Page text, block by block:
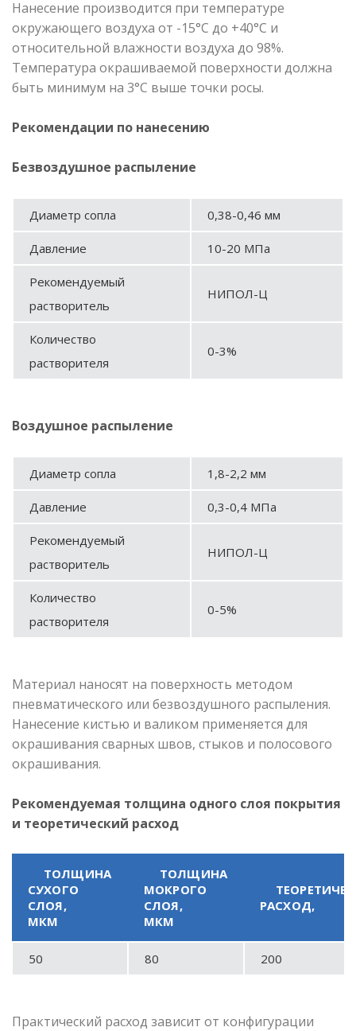
Нанесение производится при температуре
окружающего воздуха от -15°С до +40°С и
относительной влажности воздуха до 98%.
Температура окрашиваемой поверхности должна
быть минимум на 3°С выше точки росы.
Рекомендации по нанесению
Безвоздушное распыление
Диаметр сопла 0,38-0,46 мм
Давление 10-20 МПа
Рекомендуемый
растворитель
НИПОЛ-Ц
Количество
растворителя
0-3%
Воздушное распыление
Диаметр сопла 1,8-2,2 мм
Давление 0,3-0,4 МПа
Рекомендуемый
растворитель
НИПОЛ-Ц
Количество
растворителя
0-5%
Материал наносят на поверхность методом
пневматического или безвоздушного распыления.
Нанесение кистью и валиком применяется для
окрашивания сварных швов, стыков и полосового
окрашивания.
Рекомендуемая толщина одного слоя покрытия
и теоретический расход
ТОЛЩИНА
СУХОГО
СЛОЯ,
МКМ
ТОЛЩИНА
МОКРОГО
СЛОЯ,
МКМ
РАСХОД,
50 80 200
Практический расход зависит от конфигурации